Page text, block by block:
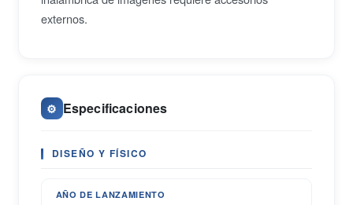
externos.
⚙️ Especificaciones
DISEÑO Y FÍSICO
AÑO DE LANZAMIENTO